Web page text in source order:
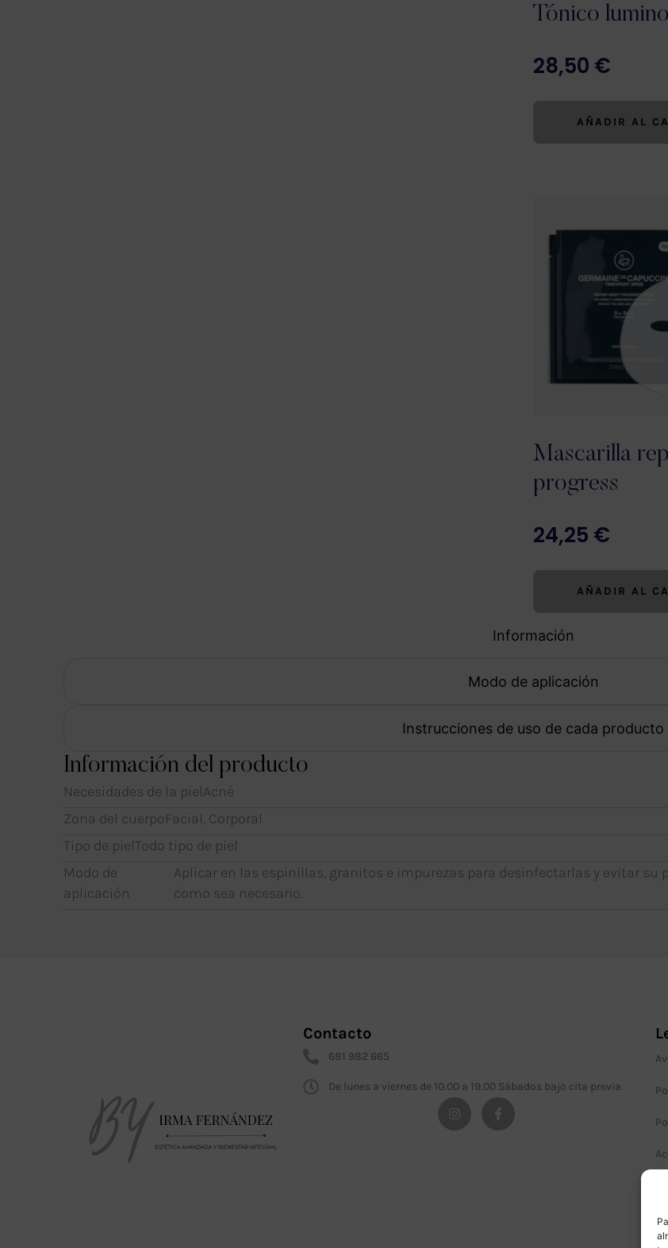
Tónico
28,50 €
AÑADIR AL
Mascarilla
progress
24,25 €
AÑADIR AL
Información
Modo de aplicación
Instrucciones de uso de cada producto
Información del producto
Necesidades de la pielAcné
Zona del cuerpoFacial, Corporal
Tipo de pielTodo tipo de piel
Modo de
aplicación
Aplicar en las espinillas, granitos e impurezas para desinfectarlas y evitar su
como sea necesario.
Contacto
681 982 665
De lunes a viernes de 10.00 a 19.00 Sábados bajo cita previa